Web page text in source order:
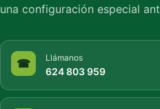
una configuración especial
☎ Llámanos
624 803 959